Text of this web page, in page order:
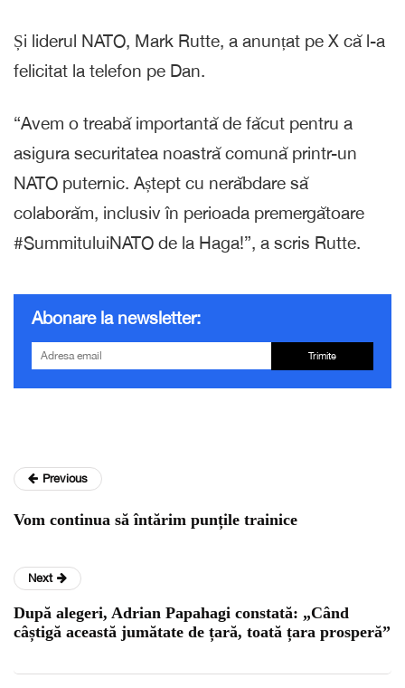
Și liderul NATO, Mark Rutte, a anunțat pe X că l-a
felicitat la telefon pe Dan.
“Avem o treabă importantă de făcut pentru a
asigura securitatea noastră comună printr-un
NATO puternic. Aștept cu nerăbdare să
colaborăm, inclusiv în perioada premergătoare
#SummituluiNATO de la Haga!”, a scris Rutte.
Abonare la newsletter:
Trimite
Previous
Vom continua să întărim punțile trainice
Next
După alegeri, Adrian Papahagi constată: „Când
câștigă această jumătate de țară, toată țara prosperă”